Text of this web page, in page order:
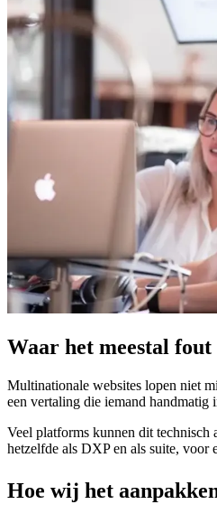
Waar het meestal fout
Multinationale websites lopen niet
een vertaling die iemand
Veel platforms kunnen dit technisch
hetzelfde als DXP en als suite, voor
Hoe wij het